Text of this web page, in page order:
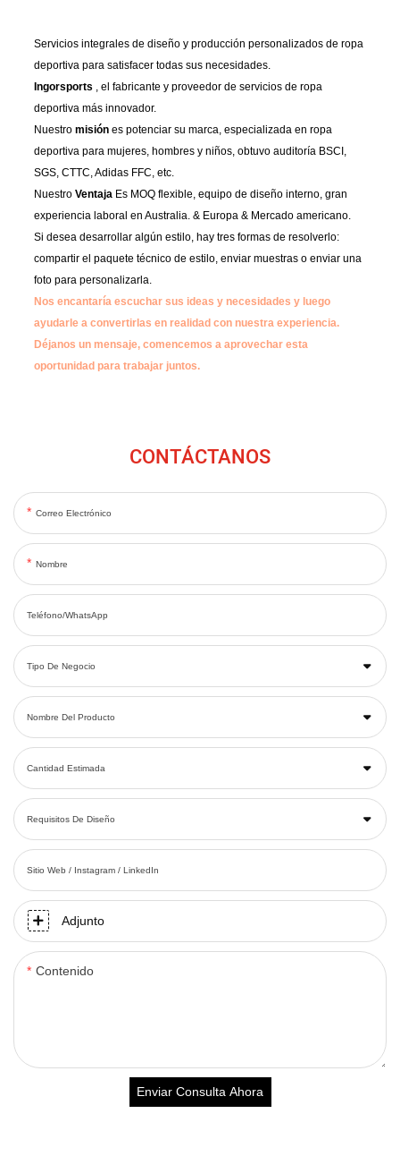
Servicios integrales de diseño y producción personalizados de ropa
deportiva para satisfacer todas sus necesidades.
Ingorsports , el fabricante y proveedor de servicios de ropa
deportiva más innovador.
Nuestromisiónes potenciar su marca, especializada en ropa
deportiva para mujeres, hombres y niños, obtuvo auditoría BSCI,
SGS, CTTC, Adidas FFC, etc.
NuestroVentaja Es MOQ flexible, equipo de diseño interno, gran
experiencia laboral en Australia. & Europa & Mercado americano.
Si desea desarrollar algún estilo, hay tres formas de resolverlo:
compartir el paquete técnico de estilo, enviar muestras o enviar una
foto para personalizarla.
Nos encantaría escuchar sus ideas y necesidades y luego
ayudarle a convertirlas en realidad con nuestra experiencia.
Déjanos un mensaje, comencemos a aprovechar esta
oportunidad para trabajar juntos.
CONTÁCTANOS
Correo Electrónico
Nombre
Teléfono/WhatsApp
Tipo De Negocio
Nombre Del Producto
Cantidad Estimada
Requisitos De Diseño
Sitio Web / Instagram / LinkedIn
Adjunto
Contenido
Enviar Consulta Ahora